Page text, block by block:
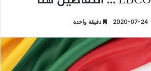
2020-07-24 دقيقة واحدة